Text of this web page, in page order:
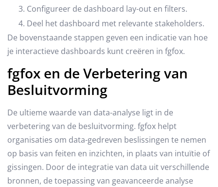
Configureer de dashboard lay-out en filters.
Deel het dashboard met relevante stakeholders.
De bovenstaande stappen geven een indicatie van hoe
je interactieve dashboards kunt creëren in fgfox.
fgfox en de Verbetering van
Besluitvorming
De ultieme waarde van data-analyse ligt in de
verbetering van de besluitvorming. fgfox helpt
organisaties om data-gedreven beslissingen te nemen
op basis van feiten en inzichten, in plaats van intuïtie of
gissingen. Door de integratie van data uit verschillende
bronnen, de toepassing van geavanceerde analyse